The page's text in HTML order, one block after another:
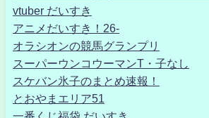
vtuber だいすき
アニメだいすき！26-
オラシオンの競馬グランプリ
スーパーウンコウーマンT・子なし
スケバン氷子のまとめ速報！
とおやまエリア51